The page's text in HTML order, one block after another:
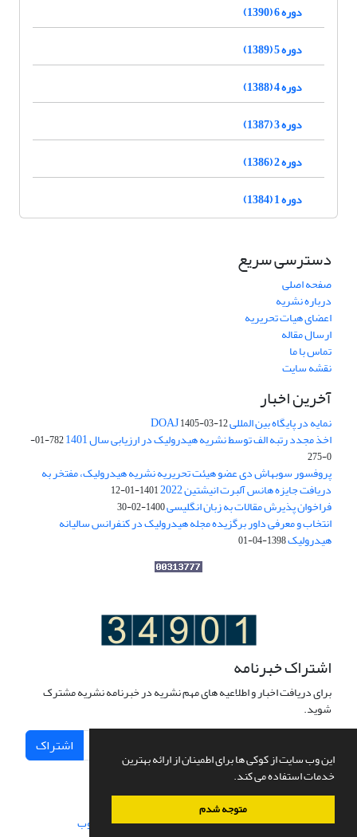
این وب سایت از کوکی ها برای اطمینان از ارائه بهترین
خدمات استفاده می کند.
متوجه شدم
دوره 6 (1390)
دوره 5 (1389)
دوره 4 (1388)
دوره 3 (1387)
دوره 2 (1386)
دوره 1 (1384)
دسترسی سریع
صفحه اصلی
درباره نشریه
اعضای هیات تحریریه
ارسال مقاله
تماس با ما
نقشه سایت
آخرین اخبار
نمایه در پایگاه بین المللی DOAJ1405-03-12
اخذ مجدد رتبه الف توسط نشریه هیدرولیک در ارزیابی سال 1401
782-01-
0-275
پروفسور سوبهاش دی عضو هیئت تحریریه نشریه هیدرولیک، مفتخر به
دریافت جایزه هانس آلبرت انیشتین 2022 1401-01-12
فراخوان پذیرش مقالات به زبان انگلیسی1400-02-30
انتخاب و معرفی داور برگزیده مجله هیدرولیک در کنفرانس سالیانه
هیدرولیک1398-04-01
اشتراک خبرنامه
برای دریافت اخبار و اطلاعیه های مهم نشریه در خبرنامه نشریه مشترک
شوید.
اشتراک
سامانه مدیریت نشریات علمی.طراحی و پیاده سازی از سیناوب